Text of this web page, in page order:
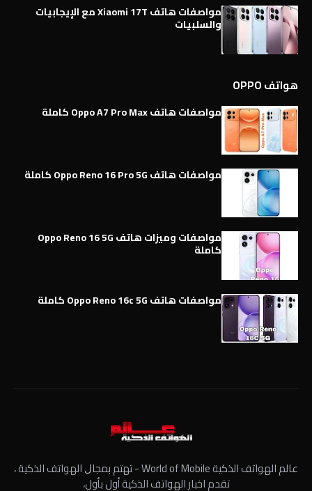
مواصفات هاتف Xiaomi 17T مع الإيجابيات
والسلبيات
هواتف OPPO
مواصفات هاتف Oppo A7 Pro Max كاملة
مواصفات هاتف Oppo Reno 16 Pro 5G كاملة
مواصفات وميزات هاتف Oppo Reno 16 5G
كاملة
مواصفات هاتف Oppo Reno 16c 5G كاملة
عالم الهواتف الذكية World of Mobile - ﺗﻬﺘﻢ ﺑﻤﺠﺎﻝ الهواتف الذكية ،
تقدم اخبار الهواتف الذكية أول بأول،